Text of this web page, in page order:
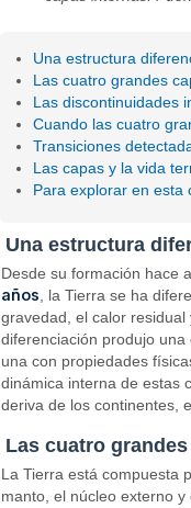
Una estructura
Las cuatro grandes
Las discontinuidades
Cuando las cuatro
Transiciones
Las capas y la vida
Para explorar en esta
Una estructura
Desde su formación hace
años , la Tierra se ha
gravedad, el calor
diferenciación produjo
una con propiedades
dinámica interna de estas
deriva de los continentes,
Las cuatro
La Tierra está compuesta
manto, el núcleo externo